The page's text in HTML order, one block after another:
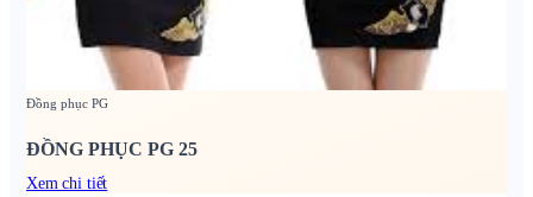
Đồng phục PG
ĐỒNG PHỤC PG 25
Xem chi tiết